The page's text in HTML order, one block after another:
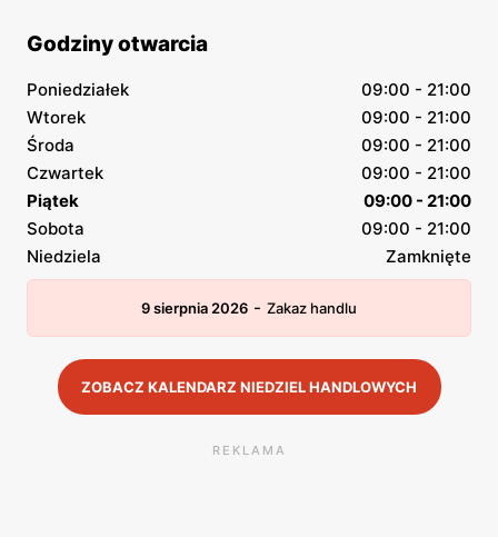
Godziny otwarcia
Poniedziałek
09:00 - 21:00
Wtorek
09:00 - 21:00
Środa
09:00 - 21:00
Czwartek
09:00 - 21:00
Piątek
09:00 - 21:00
Sobota
09:00 - 21:00
Niedziela
Zamknięte
9 sierpnia 2026 - Zakaz handlu
ZOBACZ KALENDARZ NIEDZIEL HANDLOWYCH
REKLAMA